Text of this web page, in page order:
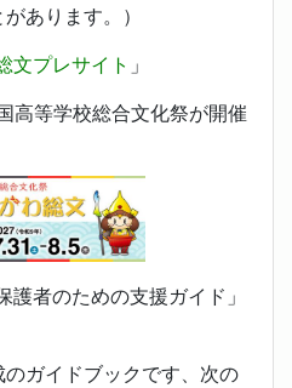
あります。）
文プレサイト 」
等学校総合文化祭が開催
者のための支援ガイド」
ガイドブックです、次の